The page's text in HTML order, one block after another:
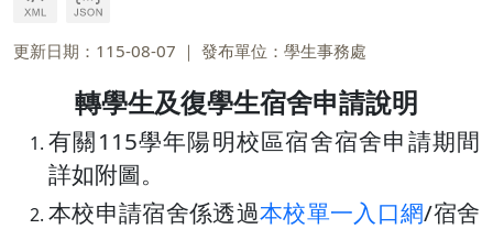
更新日期：115-08-07 發布單位：學生事務處
轉學生及復學生宿舍申請說明
有關115學年陽明校區宿舍宿舍申請期間
詳如附圖。
本校申請宿舍係透過本校單一入口網/宿舍